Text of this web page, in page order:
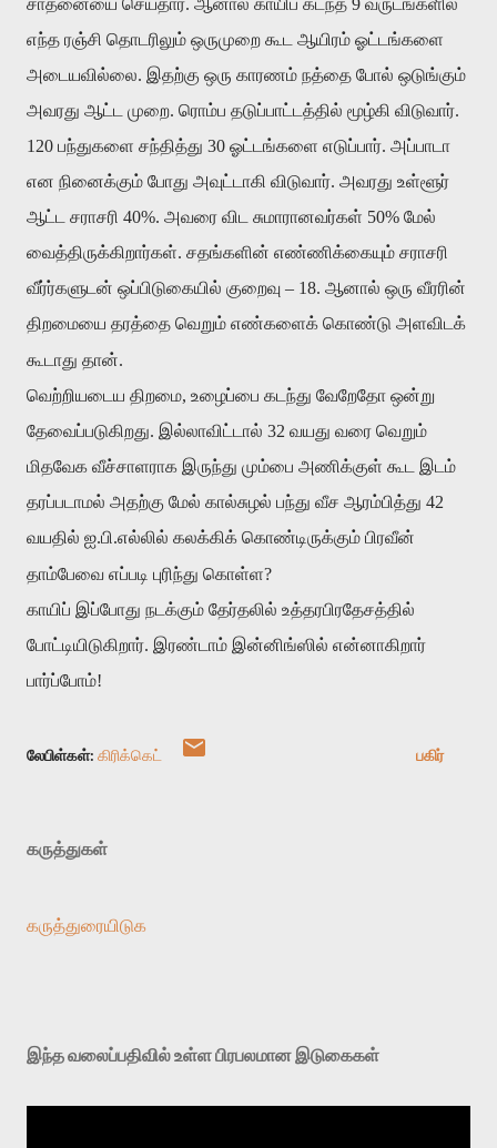
எந்த ரஞ்சி தொடரிலும் ஒருமுறை கூட ஆயிரம் ஓட்டங்களை
அடையவில்லை. இதற்கு ஒரு காரணம் நத்தை போல் ஒடுங்கும்
அவரது ஆட்ட முறை. ரொம்ப தடுப்பாட்டத்தில் மூழ்கி விடுவார்.
120 பந்துகளை சந்தித்து 30 ஓட்டங்களை எடுப்பார். அப்பாடா
என நினைக்கும் போது அவுட்டாகி விடுவார். அவரது உள்ளூர்
ஆட்ட சராசரி 40%. அவரை விட சுமாரானவர்கள் 50% மேல்
வைத்திருக்கிறார்கள். சதங்களின் எண்ணிக்கையும் சராசரி
வீர்ர்களுடன் ஒப்பிடுகையில் குறைவு – 18. ஆனால் ஒரு வீரரின்
திறமையை தரத்தை வெறும் எண்களைக் கொண்டு அளவிடக்
கூடாது தான்.
வெற்றியடைய திறமை, உழைப்பை கடந்து வேறேதோ ஒன்று
தேவைப்படுகிறது. இல்லாவிட்டால் 32 வயது வரை வெறும்
மிதவேக வீச்சாளராக இருந்து மும்பை அணிக்குள் கூட இடம்
தரப்படாமல் அதற்கு மேல் கால்சுழல் பந்து வீச ஆரம்பித்து 42
வயதில் ஐ.பி.எல்லில் கலக்கிக் கொண்டிருக்கும் பிரவீன்
தாம்பேவை எப்படி புரிந்து கொள்ள?
காயிப் இப்போது நடக்கும் தேர்தலில் உத்தரபிரதேசத்தில்
போட்டியிடுகிறார். இரண்டாம் இன்னிங்ஸில் என்னாகிறார்
பார்ப்போம்!
லேபிள்கள்: கிரிக்கெட் பகிர்
கருத்துகள்
கருத்துரையிடுக
இந்த வலைப்பதிவில் உள்ள பிரபலமான இடுகைகள்